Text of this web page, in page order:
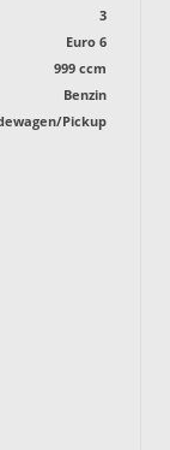
3
Euro 6
999 ccm
Benzin
Pickup